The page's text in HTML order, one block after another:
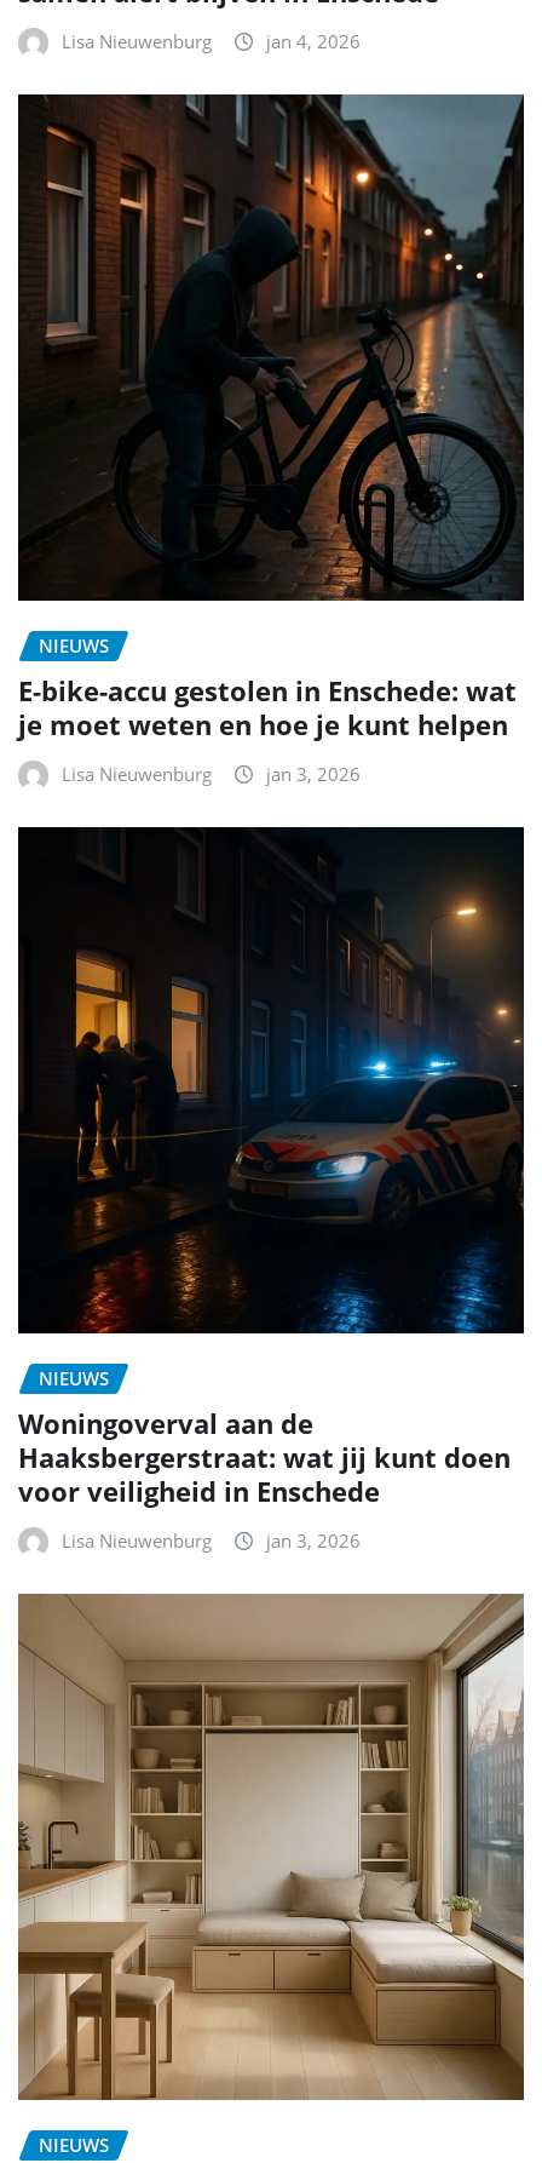
Lisa Nieuwenburg jan 4, 2026
NIEUWS
E-bike-accu gestolen in Enschede: wat
je moet weten en hoe je kunt helpen
Lisa Nieuwenburg jan 3, 2026
NIEUWS
Woningoverval aan de
Haaksbergerstraat: wat jij kunt doen
voor veiligheid in Enschede
Lisa Nieuwenburg jan 3, 2026
NIEUWS